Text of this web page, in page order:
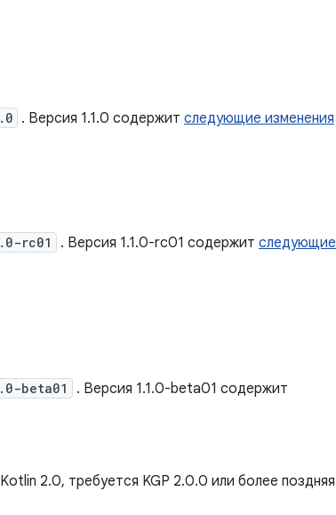
. Версия 1.1.0 содержит следующие изменения
rc01 . Версия 1.1.0-rc01 содержит следующие
beta01
. Версия 1.1.0-beta01 содержит
2.0, требуется KGP 2.0.0 или более поздняя